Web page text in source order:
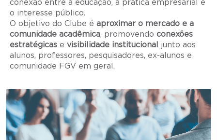
conexão entre a educação, a prática empresarial e
o interesse público.
O objetivo do Clube é aproximar o mercado e a
comunidade acadêmica, promovendo conexões
estratégicas e visibilidade institucional junto aos
alunos, professores, pesquisadores, ex-alunos e
comunidade FGV em geral.